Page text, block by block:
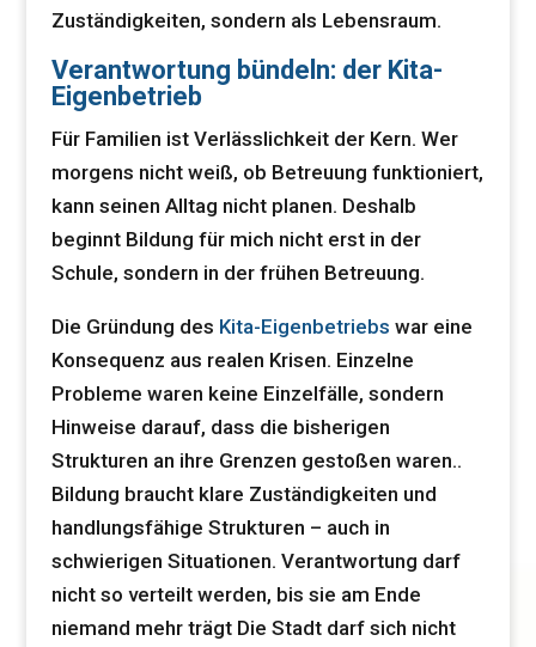
Zuständigkeiten, sondern als Lebensraum.
Verantwortung bündeln: der Kita-
Eigenbetrieb
Für Familien ist Verlässlichkeit der Kern. Wer
morgens nicht weiß, ob Betreuung funktioniert,
kann seinen Alltag nicht planen. Deshalb
beginnt Bildung für mich nicht erst in der
Schule, sondern in der frühen Betreuung.
Die Gründung des Kita-Eigenbetriebs war eine
Konsequenz aus realen Krisen. Einzelne
Probleme waren keine Einzelfälle, sondern
Hinweise darauf, dass die bisherigen
Strukturen an ihre Grenzen gestoßen waren..
Bildung braucht klare Zuständigkeiten und
handlungsfähige Strukturen – auch in
schwierigen Situationen. Verantwortung darf
nicht so verteilt werden, bis sie am Ende
niemand mehr trägt Die Stadt darf sich nicht